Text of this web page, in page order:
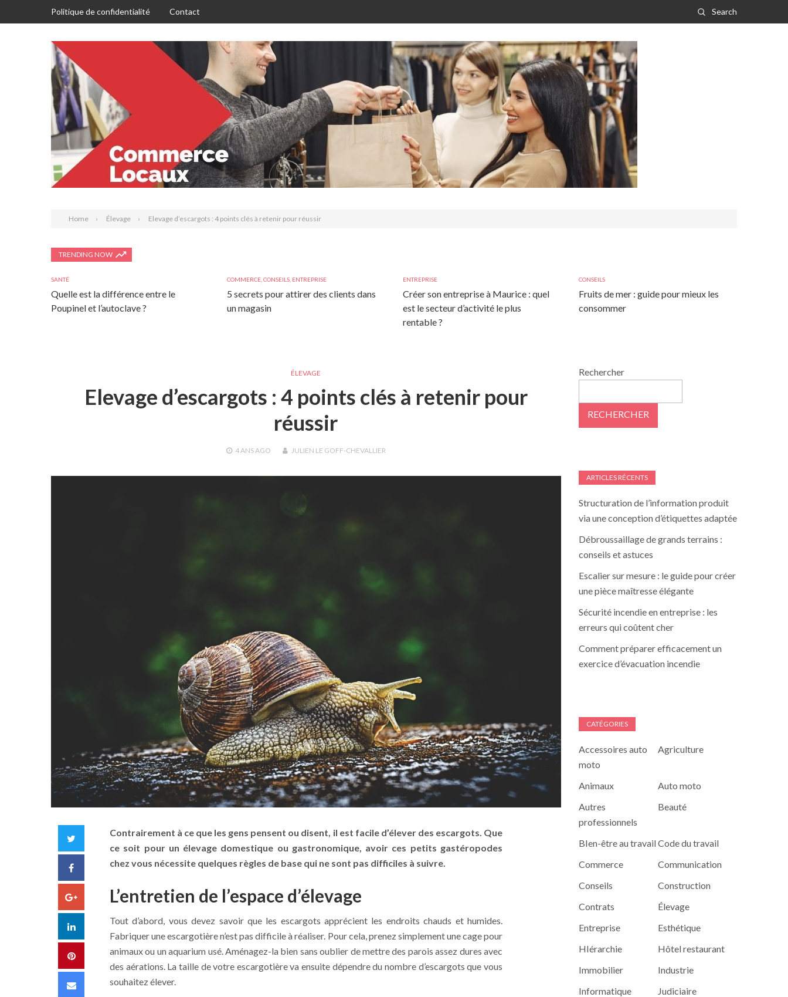
Politique de confidentialité Contact Search
Home Élevage Elevage d’escargots : 4 points clés à retenir pour réussir
TRENDING NOW
SANTÉ
Quelle est la différence entre le
Poupinel et l’autoclave ?
COMMERCE CONSEILS ENTREPRISE
5 secrets pour attirer des clients dans
un magasin
ENTREPRISE
Créer son entreprise à Maurice : quel
est le secteur d’activité le plus
rentable ?
CONSEILS
Fruits de mer : guide pour mieux les
consommer
ÉLEVAGE
Elevage d’escargots : 4 points clés à retenir pour
réussir
4 ANSAGO JULIEN LE GOFF-CHEVALLIER
Facebook
Google+
LinkedIn
Pinterest
Email
Contrairement à ce que les gens pensent ou disent, il est facile d’élever des escargots. Que
ce soit pour un élevage domestique ou gastronomique, avoir ces petits gastéropodes
chez vous nécessite quelques règles de base qui ne sont pas difficiles à suivre.
L’entretien de l’espace d’élevage
Tout d’abord, vous devez savoir que les escargots apprécient les endroits chauds et humides.
Fabriquer une escargotière n’est pas difficile à réaliser. Pour cela, prenez simplement une cage pour
animaux ou un aquarium usé. Aménagez-la bien sans oublier de mettre des parois assez dures avec
des aérations. La taille de votre escargotière va ensuite dépendre du nombre d’escargots que vous
souhaitez élever.
Rechercher
RECHERCHER
ARTICLES RÉCENTS
Structuration de l’information produit
via une conception d’étiquettes adaptée
Débroussaillage de grands terrains :
conseils et astuces
Escalier sur mesure : le guide pour créer
une pièce maîtresse élégante
Sécurité incendie en entreprise : les
erreurs qui coûtent cher
Comment préparer efficacement un
exercice d’évacuation incendie
CATÉGORIES
Accessoires auto
moto
Agriculture
Animaux
Auto moto
Autres
professionnels
Beauté
BIen-être au travailCode du travail
Commerce
Communication
Conseils
Construction
Contrats
Élevage
Entreprise
Esthétique
HIérarchie
Hôtel restaurant
Immobilier
Industrie
Informatique
Judiciaire